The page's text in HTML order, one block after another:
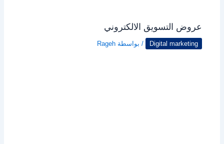
عروض التسويق الالكتروني
Digital marketing / بواسطة Rageh